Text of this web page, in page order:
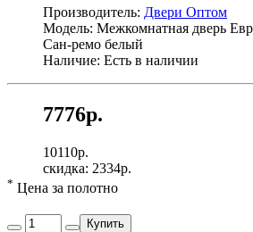
Производитель: Двери Оптом
Модель: Межкомнатная дверь
Сан-ремо белый
Наличие: Есть в наличии
7776р.
10110р.
скидка: 2334р.
* Цена за полотно
Купить